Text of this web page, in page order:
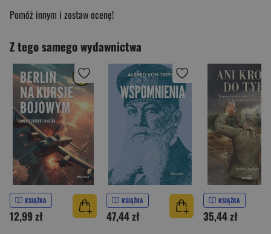
Pomóż innym i zostaw ocenę!
Z tego samego wydawnictwa
KSIĄŻKA
12,99 zł
KSIĄŻKA
47,44 zł
KSIĄŻKA
35,44 zł